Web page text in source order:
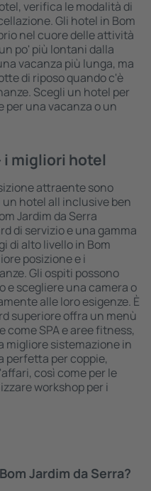
verifica le modalità di
Gli hotel in Bom
nel cuore delle attività
po' più lontani dalla
vacanza più lunga, ma
di riposo quando c'è
Scegli un hotel per
per una vacanza o un
i migliori hotel
attraente sono
hotel all inclusive ben
Jardim da Serra
di servizio e una gamma
di alto livello in Bom
posizione e i
Gli ospiti possono
e scegliere una camera o
alle loro esigenze. È
superiore offra un menù
come SPA e aree fitness,
migliore sistemazione in
perfetta per coppie,
così come per le
workshop per i
Jardim da Serra?